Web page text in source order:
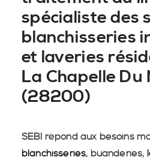
spécialiste des
blanchisseries
et laveries
La Chapelle Du
(28200)
SEBI répond aux besoins
blanchisseries, buanderies,